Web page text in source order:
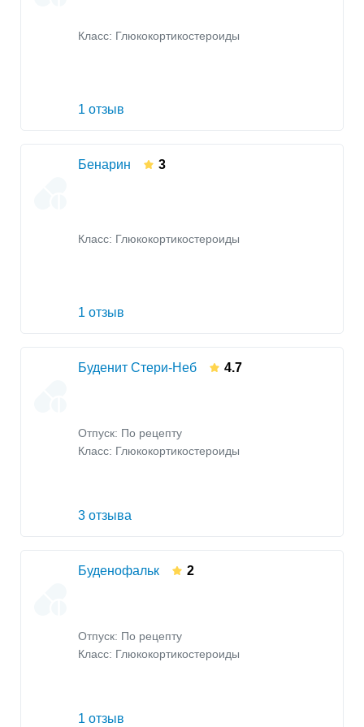
Класс: Глюкокортикостероиды
1 отзыв
Бенарин 3
Класс: Глюкокортикостероиды
1 отзыв
Буденит Стери-Неб 4.7
Отпуск: По рецепту
Класс: Глюкокортикостероиды
3 отзыва
Буденофальк 2
Отпуск: По рецепту
Класс: Глюкокортикостероиды
1 отзыв